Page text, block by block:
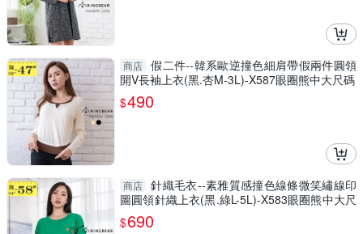
商店 假二件--韓系歐逆撞色細肩帶假兩件圓領
開V長袖上衣(黑.杏M-3L)-X587眼圈熊中大尺碼
$490
商店 針織毛衣--素雅質感撞色線條微笑繡線印
圖圓領針織上衣(黑.綠L-5L)-X583眼圈熊中大尺
碼
$690